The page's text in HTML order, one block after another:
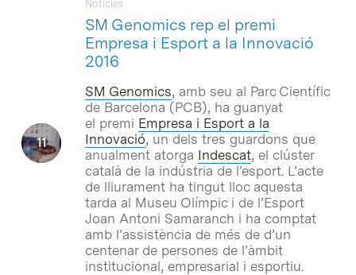
SM Genomics rep el premi
Empresa i Esport a la Innovació
2016
Notícies
SM Genomics, amb seu al Parc Científic
de Barcelona (PCB), ha guanyat
el premi Empresa i Esport a la
Innovació, un dels tres guardons que
anualment atorga Indescat, el clúster
català de la indústria de l’esport. L’acte
de lliurament ha tingut lloc aquesta
tarda al Museu Olímpic i de l’Esport
Joan Antoni Samaranch i ha comptat
amb l’assistència de més de d’un
centenar de persones de l’àmbit
institucional, empresarial i esportiu.